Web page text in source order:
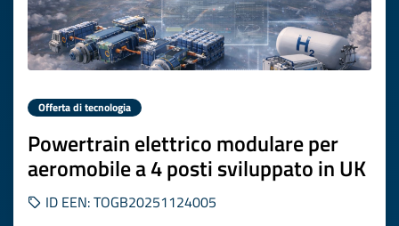
Offerta di tecnologia
Powertrain elettrico modulare per
aeromobile a 4 posti sviluppato in UK
ID EEN: TOGB20251124005